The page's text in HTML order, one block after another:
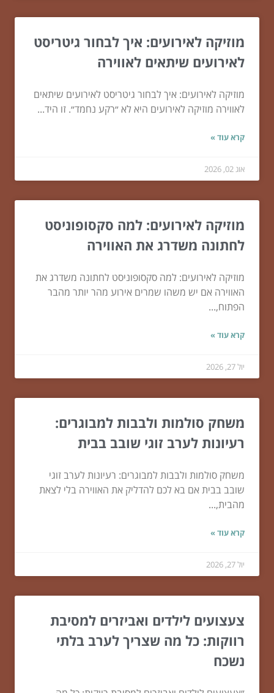
מוזיקה לאירועים: איך לבחור גיטריסט
לאירועים שיתאים לאווירה
מוזיקה לאירועים: איך לבחור גיטריסט לאירועים שיתאים
לאווירה מוזיקה לאירועים היא לא ״רקע נחמד״. זו היד...
קרא עוד »
אוג 02, 2026
מוזיקה לאירועים: למה סקסופוניסט
לחתונה משדרג את האווירה
מוזיקה לאירועים: למה סקסופוניסט לחתונה משדרג את
האווירה אם יש משהו שמרים אירוע מהר יותר מהבר
הפתוח,...
קרא עוד »
יול 27, 2026
משחק סולמות ולבבות למבוגרים:
רעיונות לערב זוגי שובב בבית
משחק סולמות ולבבות למבוגרים: רעיונות לערב זוגי
שובב בבית אם בא לכם להדליק את האווירה בלי לצאת
מהבית,...
קרא עוד »
יול 27, 2026
צעצועים לילדים ואביזרים למסיבת
רווקות: כל מה שצריך לערב בלתי
נשכח